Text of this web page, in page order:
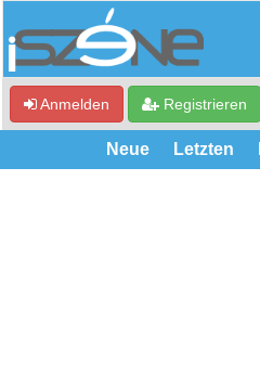
Anmelden Registrieren
Neue Letzten